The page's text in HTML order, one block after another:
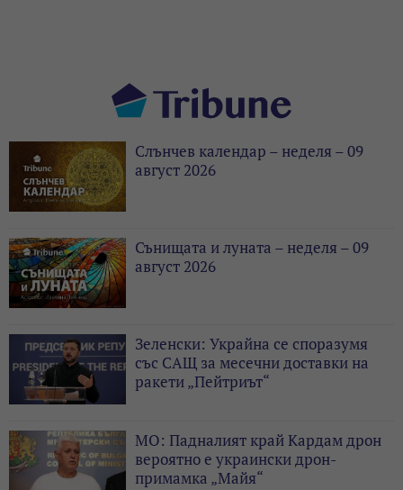
Слънчев календар – неделя – 09
август 2026
Сънищата и луната – неделя – 09
август 2026
Зеленски: Украйна се споразумя
със САЩ за месечни доставки на
ракети „Пейтриът“
МО: Падналият край Кардам дрон
вероятно е украински дрон-
примамка „Майя“